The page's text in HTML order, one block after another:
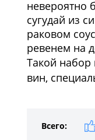
невероятно
сугудай из
раковом
ревенем на
Такой
вин,
Всего: